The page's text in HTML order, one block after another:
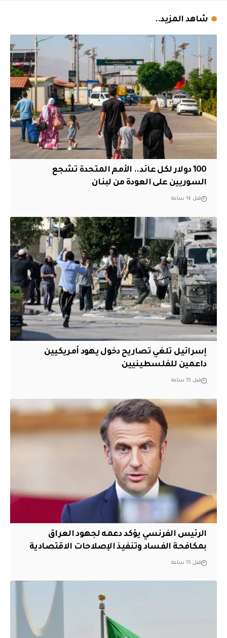
شاهد المزيد..
100 دولار لكل عائد.. الأمم المتحدة تشجع
السوريين على العودة من لبنان
قبل 14 ساعة
إسرائيل تلغي تصاريح دخول يهود أمريكيين
داعمين للفلسطينيين
قبل 15 ساعة
الرئيس الفرنسي يؤكد دعمه لجهود العراق
بمكافحة الفساد وتنفيذ الإصلاحات الاقتصادية
قبل 15 ساعة